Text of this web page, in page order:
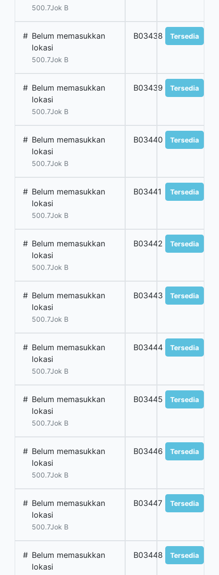
500.7Jok B
# Belum memasukkan
lokasi
500.7Jok B
B03438 Tersedia
# Belum memasukkan
lokasi
500.7Jok B
B03439 Tersedia
# Belum memasukkan
lokasi
500.7Jok B
B03440 Tersedia
# Belum memasukkan
lokasi
500.7Jok B
B03441 Tersedia
# Belum memasukkan
lokasi
500.7Jok B
B03442 Tersedia
# Belum memasukkan
lokasi
500.7Jok B
B03443 Tersedia
# Belum memasukkan
lokasi
500.7Jok B
B03444 Tersedia
# Belum memasukkan
lokasi
500.7Jok B
B03445 Tersedia
# Belum memasukkan
lokasi
500.7Jok B
B03446 Tersedia
# Belum memasukkan
lokasi
500.7Jok B
B03447 Tersedia
# Belum memasukkan
lokasi
B03448 Tersedia